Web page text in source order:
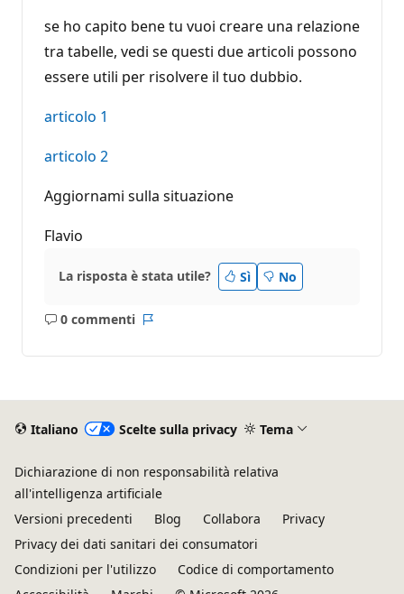
se ho capito bene tu vuoi creare una relazione
tra tabelle, vedi se questi due articoli possono
essere utili per risolvere il tuo dubbio.
articolo 1
articolo 2
Aggiornami sulla situazione
Flavio
La risposta è stata utile? Sì No
0 commenti
Nessun
Italiano Scelte sulla privacy Tema
Dichiarazione di non responsabilità relativa
all'intelligenza artificiale
Versioni precedenti
Blog Collabora
Privacy
Privacy dei dati sanitari dei consumatori
Condizioni per l'utilizzo
Codice di comportamento